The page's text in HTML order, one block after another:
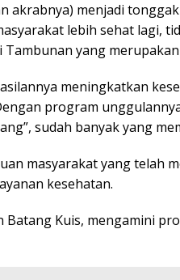
akrabnya) menjadi
lebih sehat lagi,
yang
meningkatkan
program
sudah banyak yang
masyarakat yang telah
kesehatan.
Batang Kuis, mengamini